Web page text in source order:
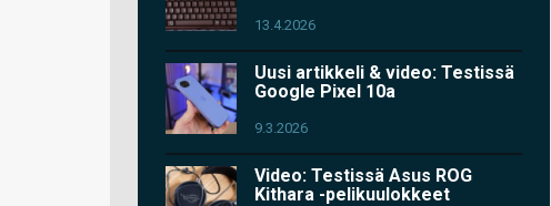
13.4.2026
Uusi artikkeli & video: Testissä
Google Pixel 10a
9.3.2026
Video: Testissä Asus ROG
Kithara -pelikuulokkeet